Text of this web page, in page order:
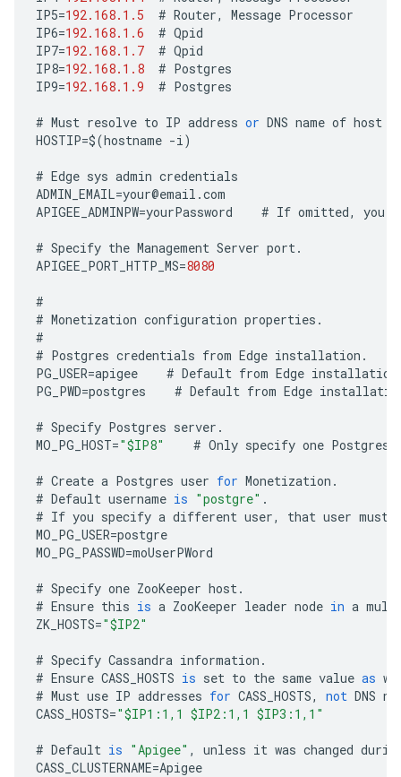
IP5=192.168.1.5 # Router, Message Processor
IP6=192.168.1.6 # Qpid
IP7=192.168.1.7 # Qpid
IP8=192.168.1.8 # Postgres
IP9=192.168.1.9 # Postgres
# Must resolve to IP address or DNS name of host
HOSTIP=$(hostname -i)
# Edge sys admin credentials
ADMIN_EMAIL=your@email .com
APIGEE_ADMINPW=yourPassword # If omitted, you
# Specify the Management Server port.
APIGEE_PORT_HTTP_MS=8080
#
# Monetization configuration properties .
#
# Postgres credentials from Edge installation .
PG_USER=apigee # Default from Edge installation
PG_PWD=postgres # Default from Edge
# Specify Postgres server .
MO_PG_HOST="$IP8" # Only specify one Postgres
# Create a Postgres user for Monetization .
# Default username is "postgre" .
# If you specify a different user, that user must
MO_PG_USER=postgre
MO_PG_PASSWD=moUserPWord
# Specify one ZooKeeper host.
# Ensure this is a ZooKeeper leader node in a
ZK_HOSTS="$IP2"
# Specify Cassandra information .
# Ensure CASS_HOSTS is set to the same value as
# Must use IP addresses for CASS_HOSTS, not DNS
CASS_HOSTS="$IP1:1,1 $IP2:1,1 $IP3:1,1"
# Default is "Apigee" , unless it was changed
CASS_CLUSTERNAME=Apigee